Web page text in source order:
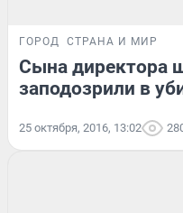
ГОРОД СТРАНА И МИР
Сына директора
заподозрили в
25 октября, 2016, 13:02